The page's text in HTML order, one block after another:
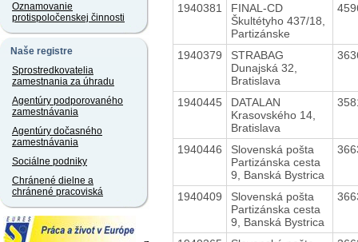
Oznamovanie
protispoločenskej činnosti
Naše registre
Sprostredkovatelia
zamestnania za úhradu
Agentúry podporovaného
zamestnávania
Agentúry dočasného
zamestnávania
Sociálne podniky
Chránené dielne a
chránené pracoviská
1940381
FINAL-CD
Škultétyho 437/18,
Partizánske
1940379
STRABAG
Dunajská 32,
Bratislava
1940445
DATALAN
Krasovského 14,
Bratislava
1940446
Slovenská pošta
Partizánska cesta
9, Banská Bystrica
1940409
Slovenská pošta
Partizánska cesta
9, Banská Bystrica